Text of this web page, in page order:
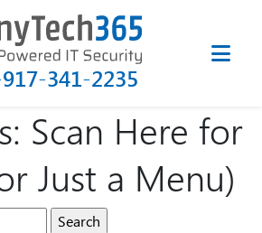
341-2235
Scan Here for
Just a Menu)